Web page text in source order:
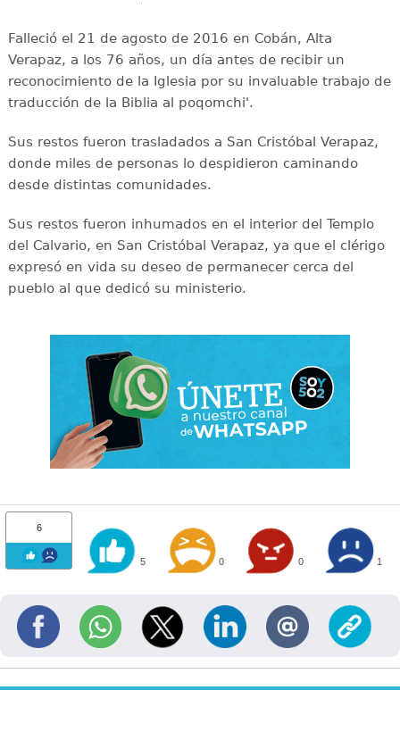
Falleció el 21 de agosto de 2016 en Cobán, Alta
Verapaz, a los 76 años, un día antes de recibir un
reconocimiento de la Iglesia por su invaluable trabajo de
traducción de la Biblia al poqomchi'.
Sus restos fueron trasladados a San Cristóbal Verapaz,
donde miles de personas lo despidieron caminando
desde distintas comunidades.
Sus restos fueron inhumados en el interior del Templo
del Calvario, en San Cristóbal Verapaz, ya que el clérigo
expresó en vida su deseo de permanecer cerca del
pueblo al que dedicó su ministerio.
6
5 0 0 1